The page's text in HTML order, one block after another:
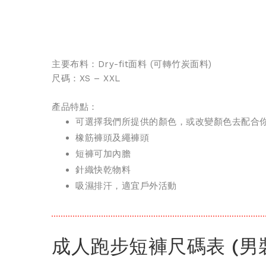
主要布料：Dry-fit面料 (可轉竹炭面料)
尺碼：XS – XXL
產品特點：
可選擇我們所提供的顏色，或改變顏色去配合
橡筋褲頭及繩褲頭
短褲可加內膽
針織快乾物料
吸濕排汗，適宜戶外活動
成人跑步短褲尺碼表 (男